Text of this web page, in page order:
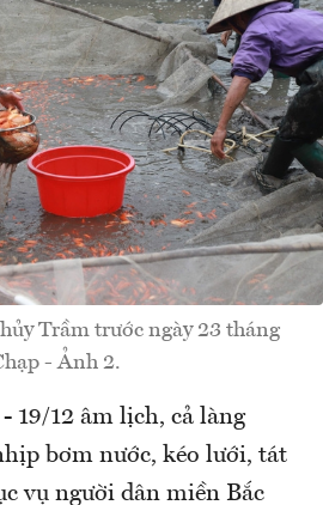
Trầm trước ngày 23 tháng
- Ảnh 2.
19/12 âm lịch, cả làng
bơm nước, kéo lưới, tát
vụ người dân miền Bắc